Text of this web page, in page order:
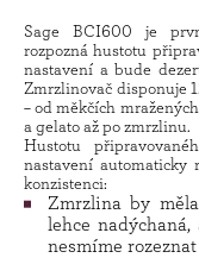
Sage BCI600 je
rozpozná hustotu
nastavení a bude
Zmrzlinovač disponuje
– od měkčích
a gelato až po zmrzlinu.
Hustotu
nastavení automaticky
konzistenci:
Zmrzlina by
lehce
nesmíme